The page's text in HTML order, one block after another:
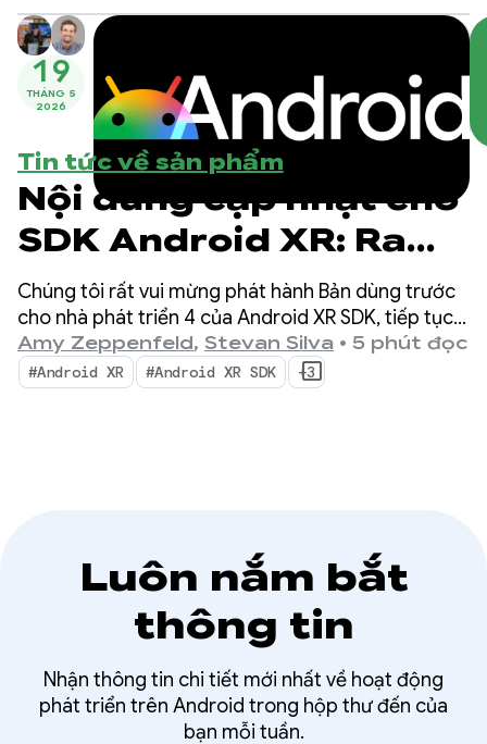
Interaction Framework.
19
THÁNG 5
2026
Tin tức về sản phẩm
Nội dung cập nhật cho
SDK Android XR: Ra
mắt Bản dùng thử 4
cho nhà phát triển
Chúng tôi rất vui mừng phát hành Bản dùng trước
cho nhà phát triển 4 của Android XR SDK, tiếp tục
tập trung vào việc hợp nhất quá trình phát triển
trên nhiều thiết bị cho thiết bị đeo đầu, kính thông
minh XR có dây và kính thông minh.
Amy Zeppenfeld, Stevan Silva • 5 phút đọc
#Android XR #Android XR SDK +3
Luôn nắm bắt
thông tin
Nhận thông tin chi tiết mới nhất về hoạt động
phát triển trên Android trong hộp thư đến của
bạn mỗi tuần.